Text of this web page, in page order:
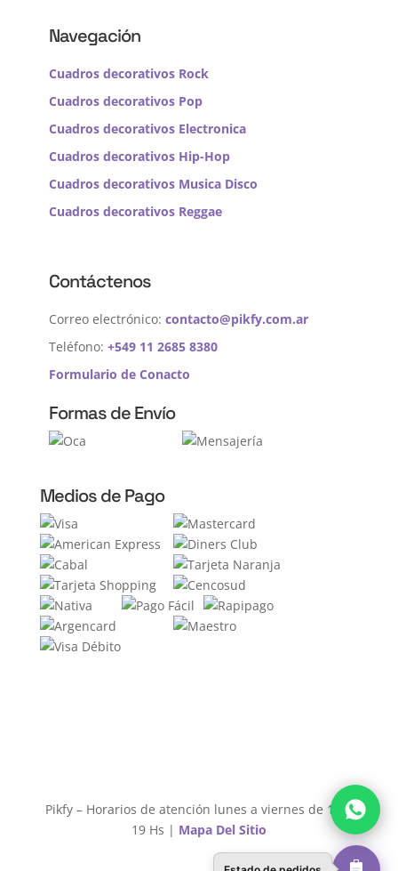
Navegación
Cuadros decorativos Rock
Cuadros decorativos Pop
Cuadros decorativos Electronica
Cuadros decorativos Hip-Hop
Cuadros decorativos Musica Disco
Cuadros decorativos Reggae
Contáctenos
Correo electrónico: contacto@pikfy.com.ar
Teléfono: +549 11 2685 8380
Formulario de Conacto
Formas de Envío
Medios de Pago
Pikfy – Horarios de atención lunes a viernes de 11 a
19 Hs | Mapa Del Sitio